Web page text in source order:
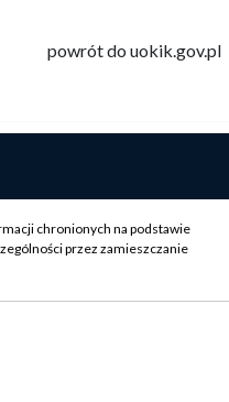
powrót do uokik.gov.pl
chronionych na podstawie
przez zamieszczanie